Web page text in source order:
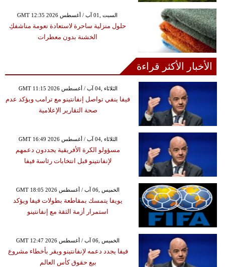
GMT 12:35 2026 السبت ,01 آب / أغسطس
حلول منزلية ساحرة لاستعادة نعومة مناشفكِ
الخشنة بدون معطرات
الأخبار الأكثر قراءة
GMT 11:15 2026 الثلاثاء ,04 آب / أغسطس
فيفا ينفي تواصل إنفانتينو مع ترامب ويؤكد عدم
صحة التقارير الإعلامية
GMT 16:49 2026 الثلاثاء ,04 آب / أغسطس
مسؤولو الكرة الأفريقية يجددون دعمهم
لإنفانتينو قبل انتخابات رئاسة فيفا
GMT 18:05 2026 الخميس ,06 آب / أغسطس
يويفا يتمسك بمقاطعة بطولات فيفا ويؤكد
استمرار أزمة الثقة مع إنفانتينو
GMT 12:47 2026 الخميس ,06 آب / أغسطس
فيفا يجدد دعمه لإنفانتينو ويقر بأخطاء مشروع
بيع حقوق كأس العالم